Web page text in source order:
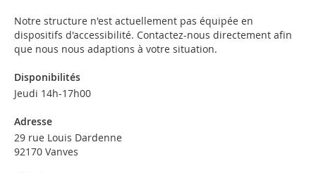
Notre structure n'est actuellement pas équipée en
dispositifs d'accessibilité. Contactez-nous directement afin
que nous nous adaptions à votre situation.
Disponibilités
Jeudi 14h-17h00
Adresse
29 rue Louis Dardenne
92170 Vanves